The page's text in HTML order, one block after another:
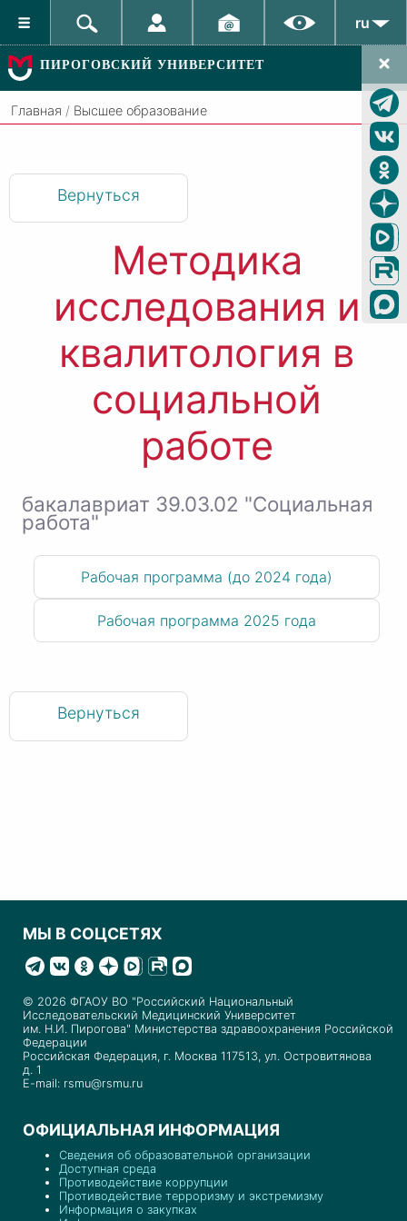
ru
ПИРОГОВСКИЙ УНИВЕРСИТЕТ
Главная / Высшее образование
Вернуться
Методика
исследования и
квалитология в
социальной
работе
бакалавриат 39.03.02 "Социальная
работа"
Рабочая программа (до 2024 года)
Рабочая программа 2025 года
Вернуться
МЫ В СОЦСЕТЯХ
© 2026 ФГАОУ ВО "Российский Национальный
Исследовательский Медицинский Университет
им. Н.И. Пирогова" Министерства здравоохранения Российской
Федерации
Российская Федерация, г. Москва 117513, ул. Островитянова
д. 1
E-mail: rsmu@rsmu.ru
ОФИЦИАЛЬНАЯ ИНФОРМАЦИЯ
Сведения об образовательной организации
Доступная среда
Противодействие коррупции
Противодействие терроризму и экстремизму
Информация о закупках